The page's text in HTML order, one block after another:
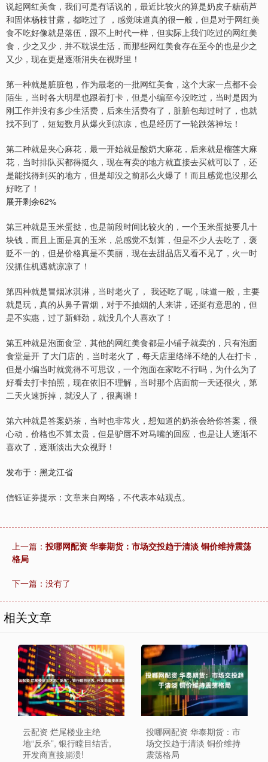
说起网红美食，我们可是有话说的，最近比较火的算是奶皮子糖葫芦
和固体杨枝甘露，都吃过了 ，感觉味道真的很一般，但是对于网红美
食不吃好像就是落伍，跟不上时代一样，但实际上我们吃过的网红美
食，少之又少，并不耽误生活，而那些网红美食存在至今的也是少之
又少，现在更是逐渐消失在视野里！
第一种就是脏脏包，作为最老的一批网红美食，这个大家一点都不会
陌生，当时各大明星也跟着打卡，但是小编至今没吃过，当时是因为
刚工作并没有多少生活费，后来生活费有了，脏脏包却过时了，也就
找不到了，短短数月从爆火到凉凉，也是经历了一轮跌落神坛！
第二种就是夹心麻花，最一开始就是酸奶大麻花，后来就是榴莲大麻
花，当时排队买都得挺久，现在有卖的地方就直接去买就可以了，还
是能找得到买的地方，但是却没之前那么火爆了！而且感觉也没那么
好吃了！
展开剩余62%
第三种就是玉米蛋挞，也是前段时间比较火的，一个玉米蛋挞要几十
块钱，而且上面是真的玉米，总感觉不划算，但是不少人去吃了，褒
贬不一的，但是价格真是不美丽，现在去甜品店又看不见了，火一时
没抓住机遇就凉凉了！
第四种就是冒烟冰淇淋，当时老火了， 我还吃了呢，味道一般，主要
就是玩，真的从鼻子冒烟，对于不抽烟的人来讲，还挺有意思的，但
是不实惠，过了新鲜劲，就没几个人喜欢了！
第五种就是泡面食堂，其他的网红美食都是小铺子就卖的，只有泡面
食堂是开 了大门店的，当时老火了，每天店里络绎不绝的人在打卡，
但是小编当时就觉得不可思议，一个泡面在家吃不行吗，为什么为了
好看去打卡拍照，现在依旧不理解，当时那个店面前一天还很火，第
二天火速拆掉，就没人了，很离谱！
第六种就是答案奶茶，当时也非常火，想知道的奶茶会给你答案，很
心动，价格也不算太贵，但是驴唇不对马嘴的回应，也是让人逐渐不
喜欢了，逐渐淡出大众视野！
发布于：黑龙江省
信钰证券提示：文章来自网络，不代表本站观点。
上一篇： 投哪网配资 华泰期货：市场交投趋于清淡 铜价维持震荡
格局
下一篇：没有了
相关文章
云配资 烂尾楼业主绝
地“反杀”, 银行瞠目结舌,
开发商直接崩溃!
投哪网配资 华泰期货：市
场交投趋于清淡 铜价维持
震荡格局